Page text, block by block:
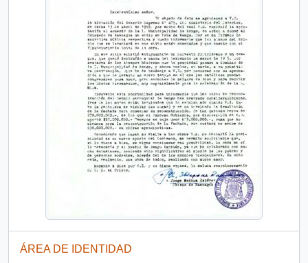
ÁREA DE IDENTIDAD